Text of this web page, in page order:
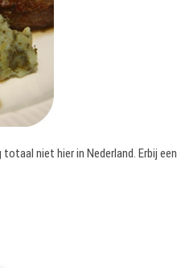
niet hier in Nederland. Erbij een